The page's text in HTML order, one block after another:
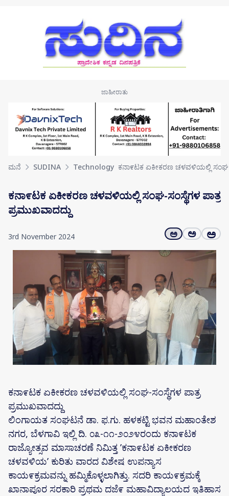
ಮನೆ SUDINA Technology ಕನಾ೯ಟಕ ಏಕೀಕರಣ ಚಳವಳಿಯಲ್ಲಿ ಸಂಘ-
ಕನಾ೯ಟಕ ಏಕೀಕರಣ ಚಳವಳಿಯಲ್ಲಿ ಸಂಘ-ಸಂಸ್ಥೆಗಳ ಪಾತ್ರ
ಪ್ರಮುಖವಾದದ್ದು
3rd November 2024 ಅ ಅ ಅ
ಕನಾ೯ಟಕ ಏಕೀಕರಣ ಚಳವಳಿಯಲ್ಲಿ ಸಂಘ-ಸಂಸ್ಥೆಗಳ ಪಾತ್ರ
ಪ್ರಮುಖವಾದದ್ದು
ಲಿಂಗಾಯತ ಸಂಘಟನೆ ಡಾ. ಫ.ಗು. ಹಳಕಟ್ಟಿ ಭವನ ಮಹಾಂತೇಶ
ನಗರ, ಬೆಳಗಾವಿ ಇಲ್ಲಿ ದಿ. ೦೩-೧೧-೨೦೨೪ರಂದು ಕನಾ೯ಟಕ
ರಾಜ್ಯೋತ್ಸವ ಮಾಸಾಚರಣೆ ನಿಮಿತ್ತ ʼಕನಾ೯ಟಕ ಏಕೀಕರಣ
ಚಳವಳಿಯʼ ಕುರಿತು ವಾರದ ವಿಶೇಷ ಉಪನ್ಯಾಸ
ಕಾಯ೯ಕ್ರಮವನ್ನು ಹಮ್ಮಿಕೊಳ್ಳಲಾಗಿತ್ತು. ಸದರಿ ಕಾಯ೯ಕ್ರಮಕ್ಕೆ
ಖಾನಾಪೂರ ಸರಕಾರಿ ಪ್ರಥಮ ದಜೆ೯ ಮಹಾವಿದ್ಯಾಲಯದ ಇತಿಹಾಸ